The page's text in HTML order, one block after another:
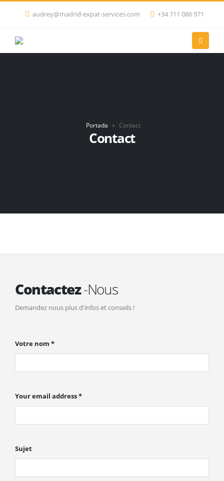
audrey@madrid-expat-services.com +34 711 086 971
Portada » Contact
Contact
Contactez-Nous
Demandez nous plus d'infos et conseils !
Votre nom *
Your email address *
Sujet